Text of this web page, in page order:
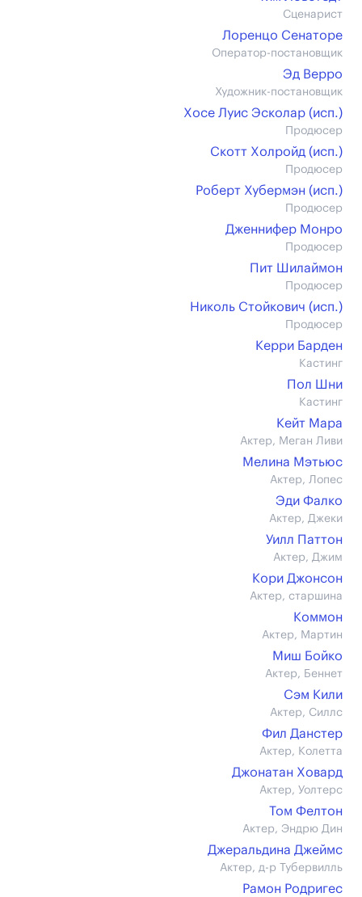
Сценарист
Лоренцо Сенаторе
Оператор-постановщик
Эд Верро
Художник-постановщик
Хосе Луис Эсколар (иcп.)
Продюсер
Скотт Холройд (иcп.)
Продюсер
Роберт Хубермэн (иcп.)
Продюсер
Дженнифер Монро
Продюсер
Пит Шилаймон
Продюсер
Николь Стойкович (иcп.)
Продюсер
Керри Барден
Кастинг
Пол Шни
Кастинг
Кейт Мара
Актер, Меган Ливи
Мелина Мэтьюс
Актер, Лопес
Эди Фалко
Актер, Джеки
Уилл Паттон
Актер, Джим
Кори Джонсон
Актер, старшина
Коммон
Актер, Мартин
Миш Бойко
Актер, Беннет
Сэм Кили
Актер, Силлс
Фил Данстер
Актер, Колетта
Джонатан Ховард
Актер, Уолтерс
Том Фелтон
Актер, Эндрю Дин
Джеральдина Джеймс
Актер, д-р Тубервилль
Рамон Родригес